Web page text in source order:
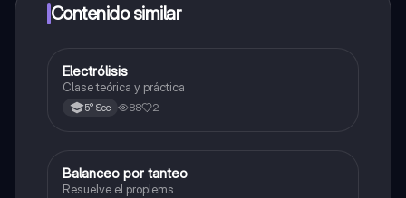
a determinadas funciones.
Contenido similar
Química
Electrólisis
Clase teórica y práctica
5° Sec 88 2
Química
Balanceo por tanteo
Resuelve el proplems